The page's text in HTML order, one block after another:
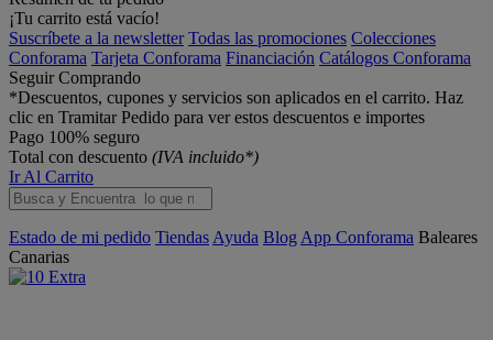
¡Tu carrito está vacío!
Suscríbete a la newsletter Todas las promociones Colecciones
Conforama Tarjeta Conforama Financiación Catálogos Conforama
Seguir Comprando
*Descuentos, cupones y servicios son aplicados en el carrito. Haz
clic en Tramitar Pedido para ver estos descuentos e importes
Pago 100% seguro
Total con descuento (IVA incluido*)
Ir Al Carrito
Estado de mi pedido Tiendas Ayuda Blog App Conforama Baleares
Canarias